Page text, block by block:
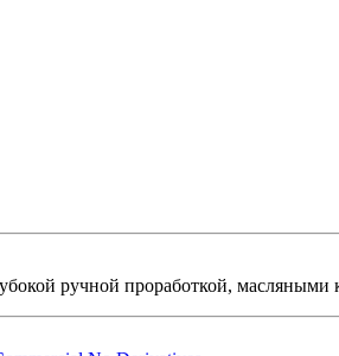
ручной проработкой,